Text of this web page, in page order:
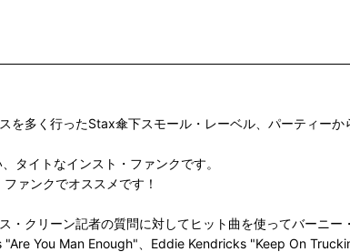
多く行ったStax傘下スモール・レーベル、パーティー
タイトなインスト・ファンクです。
ァンクでオススメです！
クリーン記者の質問に対してヒット曲を使ってバーニ
You Man Enough"、Eddie Kendricks "Keep On